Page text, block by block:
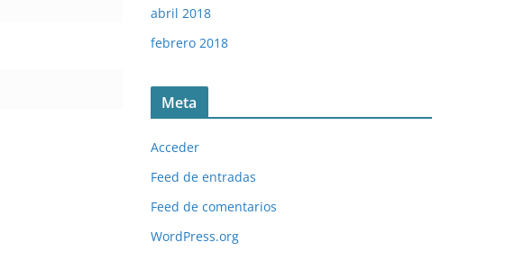
abril 2018
febrero 2018
Meta
Acceder
Feed de entradas
Feed de comentarios
WordPress.org